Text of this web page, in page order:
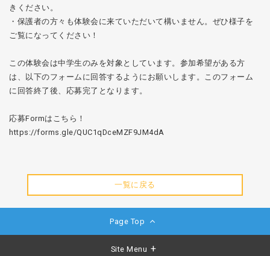
きください。
・保護者の方々も体験会に来ていただいて構いません。ぜひ様子を
ご覧になってください！
この体験会は中学生のみを対象としています。参加希望がある方
は、以下のフォームに回答するようにお願いします。このフォーム
に回答終了後、応募完了となります。
応募Formはこちら！
https://forms.gle/QUC1qDceMZF9JM4dA
一覧に戻る
Page Top
Site Menu